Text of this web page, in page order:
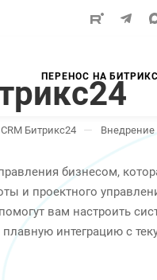
ПЕРЕНОС НА БИТРИКС
CRM Битрикс24 — Внедрение
бизнесом,
и проектного
вам настроить
интеграцию с